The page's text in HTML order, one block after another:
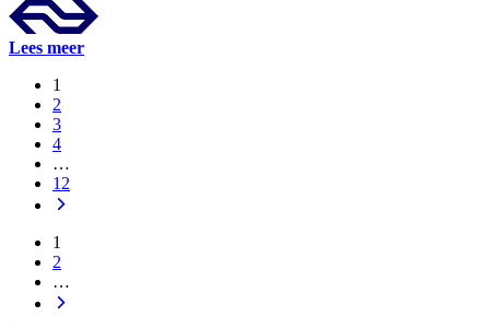
Lees meer
1
2
3
4
…
12
1
2
…